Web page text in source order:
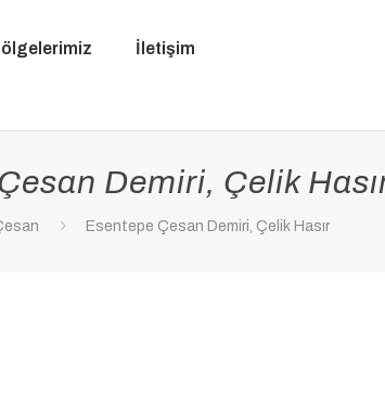
İletişim
Demiri, Çelik
Esentepe Çesan Demiri, Çelik Hasır